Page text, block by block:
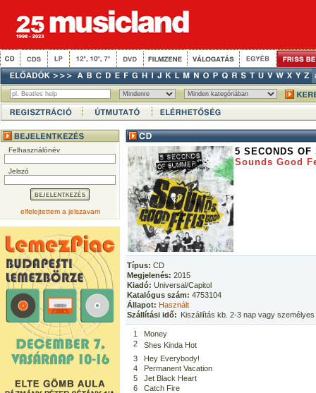
Felhasználónév
Jelszó
elfelejtettem a jelszavam
5 SECONDS OF
Sounds Good
Típus: CD
Megjelenés: 2015
Kiadó: Universal/Capitol
Katalógus szám: 4753104
Állapot: Használt
Szállítási idő: Kiszállítás kb. 2-3 nap vagy
1
Money
2
Shes Kinda Hot
3
Hey Everybody!
4
Permanent Vacation
5
Jet Black Heart
6
Catch Fire